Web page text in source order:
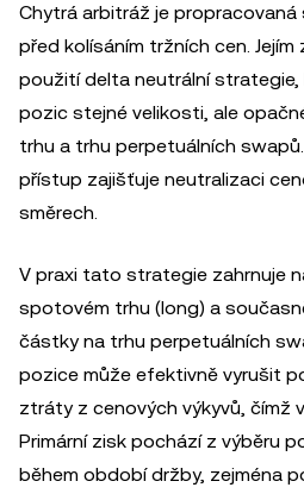
Chytrá arbitráž je
před kolísáním tržních cen. Jejím
použití delta neutrální
pozic stejné velikosti, ale
trhu a trhu perpetuálních
přístup zajišťuje neutralizaci
směrech.
V praxi tato strategie zahrnuje
spotovém trhu (long) a
částky na trhu perpetuálních
pozice může efektivně vyrušit
ztráty z cenových výkyvů, čímž
Primární zisk pochází z výběru
během období držby, zejména